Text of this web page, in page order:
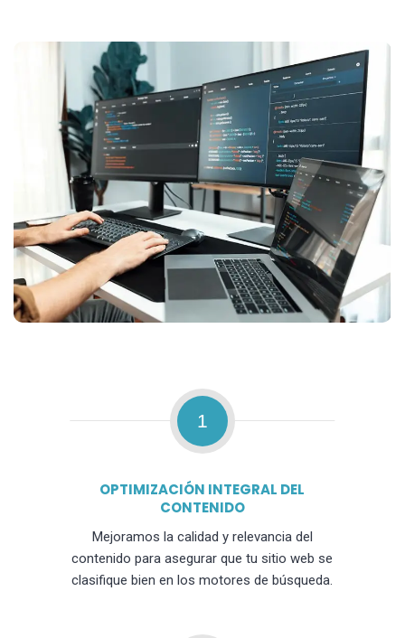
1
OPTIMIZACIÓN INTEGRAL DEL
CONTENIDO
Mejoramos la calidad y relevancia del
contenido para asegurar que tu sitio web se
clasifique bien en los motores de búsqueda.